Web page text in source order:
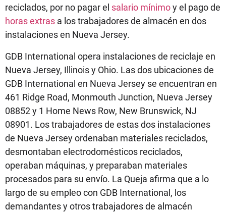
reciclados, por no pagar el salario mínimoy el pago de
horas extras a los trabajadores de almacén en dos
instalaciones en Nueva Jersey.
GDB International opera instalaciones de reciclaje en
Nueva Jersey, Illinois y Ohio. Las dos ubicaciones de
GDB International en Nueva Jersey se encuentran en
461 Ridge Road, Monmouth Junction, Nueva Jersey
08852 y 1 Home News Row, New Brunswick, NJ
08901. Los trabajadores de estas dos instalaciones
de Nueva Jersey ordenaban materiales reciclados,
desmontaban electrodomésticos reciclados,
operaban máquinas, y preparaban materiales
procesados para su envío. La Queja afirma que a lo
largo de su empleo con GDB International, los
demandantes y otros trabajadores de almacén